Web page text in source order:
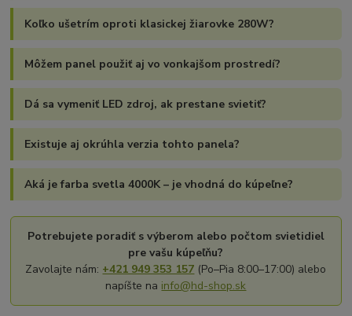
Koľko ušetrím oproti klasickej žiarovke 280W?
Môžem panel použiť aj vo vonkajšom prostredí?
Dá sa vymeniť LED zdroj, ak prestane svietiť?
Existuje aj okrúhla verzia tohto panela?
Aká je farba svetla 4000K – je vhodná do kúpeľne?
Potrebujete poradiť s výberom alebo počtom svietidiel
pre vašu kúpeľňu?
Zavolajte nám: +421 949 353 157 (Po–Pia 8:00–17:00) alebo
napíšte na info@hd-shop.sk